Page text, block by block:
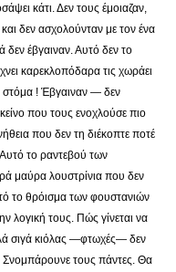
κάτι. Δεν τους έμοιαζαν,
δεν ασχολούνταν με τον ένα
έβγαιναν. Αυτό δεν το
καρεκλοπόδαρα τις χωράει
στόμα ! Έβγαιναν — δεν
που τους ενοχλούσε πιο
που δεν τη διέκοπτε ποτέ
το ραντεβού των
μαύρα λουστρίνια που δεν
το θρόισμα των φουστανιών
λογική τους. Πώς γίνεται να
σιγά κιόλας —φτωχές— δεν
Σνομπάρουνε τους πάντες. Θα